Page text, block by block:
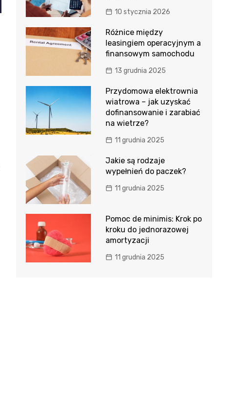
10 stycznia 2026
Różnice między
leasingiem operacyjnym a
finansowym samochodu
13 grudnia 2025
Przydomowa elektrownia
wiatrowa – jak uzyskać
dofinansowanie i zarabiać
na wietrze?
11 grudnia 2025
Jakie są rodzaje
wypełnień do paczek?
11 grudnia 2025
Pomoc de minimis: Krok po
kroku do jednorazowej
amortyzacji
11 grudnia 2025